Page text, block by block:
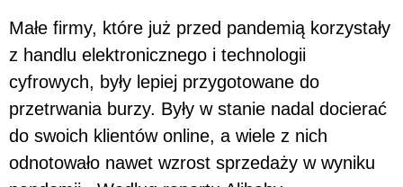
Małe firmy, które już przed pandemią korzystały
z handlu elektronicznego i technologii
cyfrowych, były lepiej przygotowane do
przetrwania burzy. Były w stanie nadal docierać
do swoich klientów online, a wiele z nich
odnotowało nawet wzrost sprzedaży w wyniku